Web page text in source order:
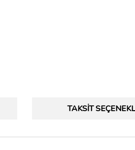
TAKSIT